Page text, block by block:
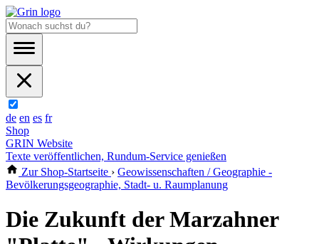
de en es fr
Shop
GRIN Website
Texte veröffentlichen, Rundum-Service genießen
Zur Shop-Startseite › Geowissenschaften / Geographie -
Bevölkerungsgeographie, Stadt- u. Raumplanung
Die Zukunft der Marzahner